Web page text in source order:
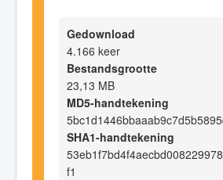
Gedownload
4.166 keer
Bestandsgrootte
23,13 MB
MD5-handtekening
SHA1-handtekening
f1